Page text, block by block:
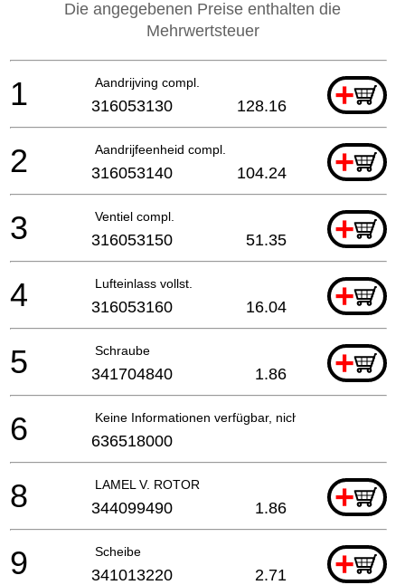
Die angegebenen Preise enthalten die
Mehrwertsteuer
Aandrijving compl. +
1 316053130 128.16
Aandrijfeenheid compl. +
2 316053140 104.24
Ventiel compl. +
3 316053150 51.35
Lufteinlass vollst. +
4 316053160 16.04
Schraube +
5 341704840 1.86
Keine Informationen verfügbar, nicht bestellbar
6 636518000
LAMEL V. ROTOR +
8 344099490 1.86
Scheibe +
9 341013220 2.71